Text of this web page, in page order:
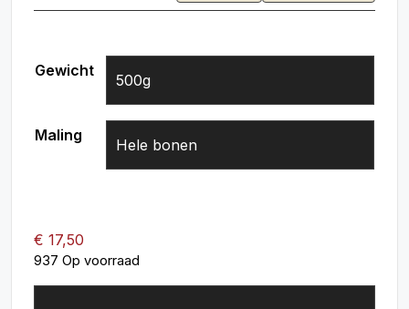
Gewicht
Maling
€ 17,50
937 Op voorraad